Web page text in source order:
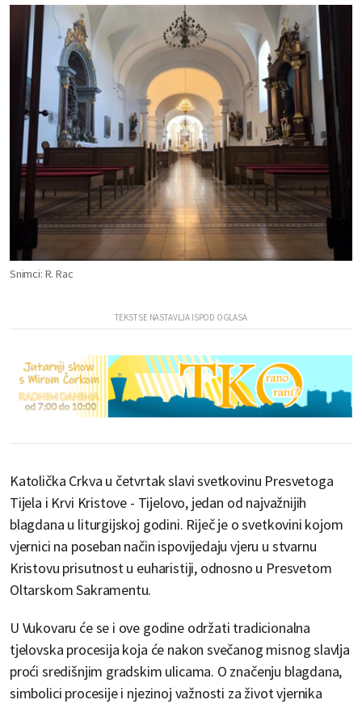
Snimci: R. Rac
Katolička Crkva u četvrtak slavi svetkovinu Presvetoga
Tijela i Krvi Kristove - Tijelovo, jedan od najvažnijih
blagdana u liturgijskoj godini. Riječ je o svetkovini kojom
vjernici na poseban način ispovijedaju vjeru u stvarnu
Kristovu prisutnost u euharistiji, odnosno u Presvetom
Oltarskom Sakramentu.
U Vukovaru će se i ove godine održati tradicionalna
tjelovska procesija koja će nakon svečanog misnog slavlja
proći središnjim gradskim ulicama. O značenju blagdana,
simbolici procesije i njezinoj važnosti za život vjernika